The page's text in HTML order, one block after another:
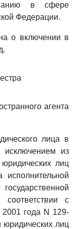
в сфере
Федерации.
о включении в
агента
лица в
исключением из
юридических лиц
с
2001 года N 129-
юридических лиц